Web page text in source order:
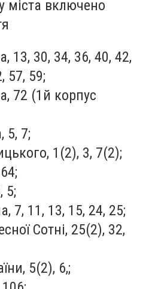
міста включено
13, 30, 34, 36, 40, 42,
57, 59;
72 (1й корпус
5, 7;
1(2), 3, 7(2);
5;
7, 11, 13, 15, 24, 25;
Сотні, 25(2), 32,
5(2), 6,;